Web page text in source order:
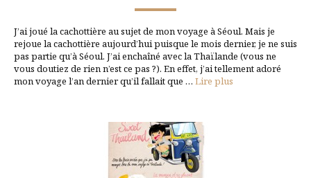
J’ai joué la cachottière au sujet de mon voyage à Séoul. Mais je
rejoue la cachottière aujourd’hui puisque le mois dernier, je ne suis
pas partie qu’à Séoul. J’ai enchaîné avec la Thaïlande (vous ne
vous doutiez de rien n’est ce pas ?). En effet, j’ai tellement adoré
mon voyage l’an dernier qu’il fallait que … Lire plus